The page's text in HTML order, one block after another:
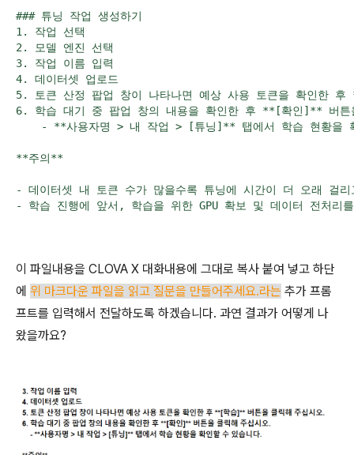
### 튜닝 작업 생성하기
1. 작업 선택
2. 모델 엔진 선택
3. 작업 이름 입력
4. 데이터셋 업로드
5. 토큰 산정 팝업 창이 나타나면 예상 사용 토큰을 확인한
6. 학습 대기 중 팝업 창의 내용을 확인한 후 **[확인]** 버튼
- **사용자명 > 내 작업 > [튜닝]** 탭에서 학습 현황을
**주의**
- 데이터셋 내 토큰 수가 많을수록 튜닝에 시간이 더 오래 걸
- 학습 진행에 앞서, 학습을 위한 GPU 확보 및 데이터 전처리
이 파일내용을 CLOVA X 대화내용에 그대로 복사 붙여 넣고 하단
에 위 마크다운 파일을 읽고 질문을 만들어주세요.라는 추가 프롬
프트를 입력해서 전달하도록 하겠습니다. 과연 결과가 어떻게 나
왔을까요?